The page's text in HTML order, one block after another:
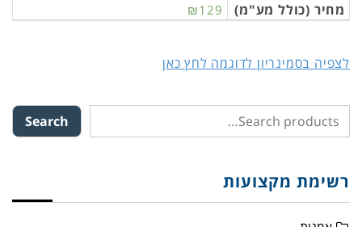
מחיר (כולל מע"מ) ₪129
לצפיה בסמינריון לדוגמה לחץ כאן
Search
רשימת מקצועות